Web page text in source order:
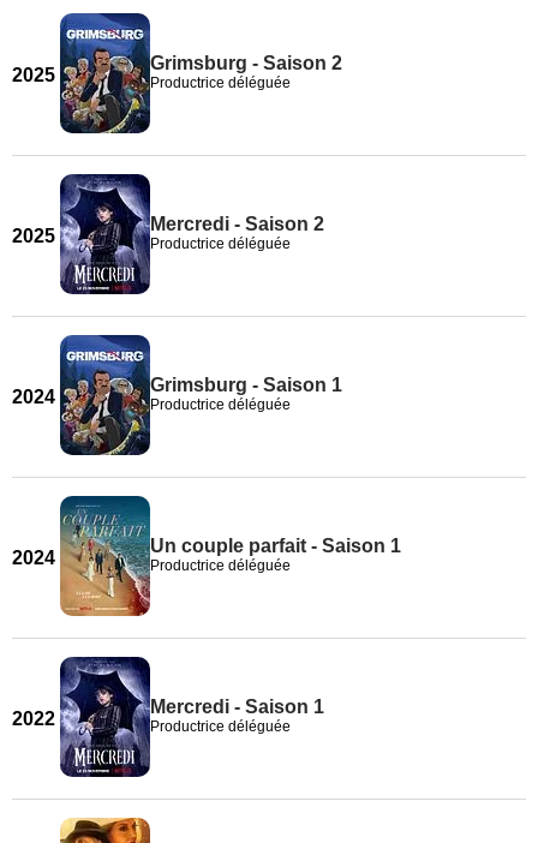
2025
Grimsburg - Saison 2
Productrice déléguée
2025
Mercredi - Saison 2
Productrice déléguée
2024
Grimsburg - Saison 1
Productrice déléguée
2024
Un couple parfait - Saison 1
Productrice déléguée
2022
Mercredi - Saison 1
Productrice déléguée